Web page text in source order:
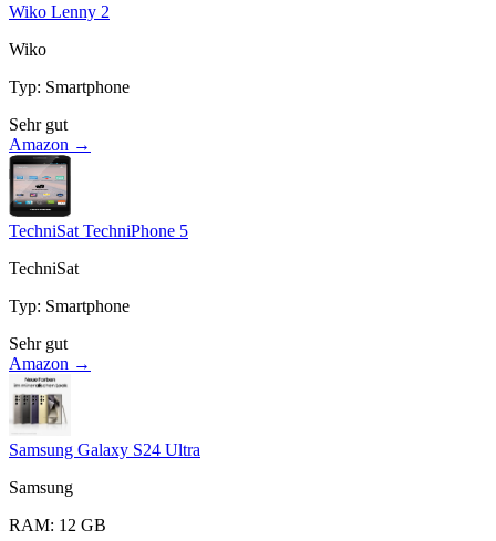
Wiko Lenny 2
Wiko
Typ: Smartphone
Sehr gut
Amazon →
TechniSat TechniPhone 5
TechniSat
Typ: Smartphone
Sehr gut
Amazon →
Samsung Galaxy S24 Ultra
Samsung
RAM: 12 GB